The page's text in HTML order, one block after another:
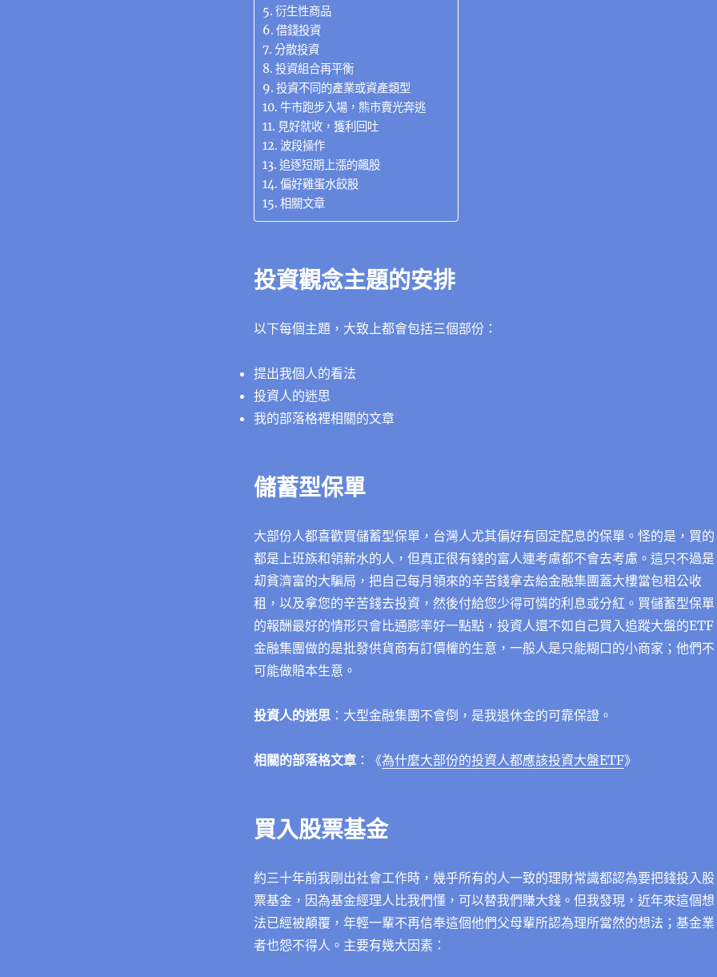
衍生性商品
借錢投資
分散投資
投資組合再平衡
投資不同的產業或資產類型
牛市跑步入場，熊市賣光奔逃
見好就收，獲利回吐
波段操作
追逐短期上漲的飆股
偏好雞蛋水餃股
相關文章
投資觀念主題的安排
以下每個主題，大致上都會包括三個部份：
提出我個人的看法
投資人的迷思
我的部落格裡相關的文章
儲蓄型保單
大部份人都喜歡買儲蓄型保單，台灣人尤其偏好有固定配息的保單。怪的是，買的
都是上班族和領薪水的人，但真正很有錢的富人連考慮都不會去考慮。這只不過是
刧貧濟富的大騙局，把自己每月領來的辛苦錢拿去給金融集團蓋大樓當包租公收
租，以及拿您的辛苦錢去投資，然後付給您少得可憐的利息或分紅。買儲蓄型保單
的報酬最好的情形只會比通膨率好一點點，投資人還不如自己買入追蹤大盤的ETF
金融集團做的是批發供貨商有訂價權的生意，一般人是只能糊口的小商家；他們不
可能做賠本生意。
投資人的迷思：大型金融集團不會倒，是我退休金的可靠保證。
相關的部落格文章：《為什麼大部份的投資人都應該投資大盤ETF》
買入股票基金
約三十年前我剛出社會工作時，幾乎所有的人一致的理財常識都認為要把錢投入股
票基金，因為基金經理人比我們懂，可以替我們賺大錢。但我發現，近年來這個想
法已經被顛覆，年輕一輩不再信奉這個他們父母輩所認為理所當然的想法；基金業
者也怨不得人。主要有幾大因素：